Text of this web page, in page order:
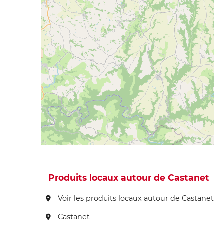
Produits locaux autour de Castanet
Voir les produits locaux autour de Castanet
Castanet